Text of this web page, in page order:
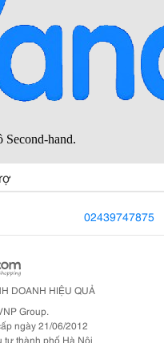
02439747875
DOANH HIỆU QUẢ
Group.
ngày 21/06/2012
tư thành phố Hà Nội